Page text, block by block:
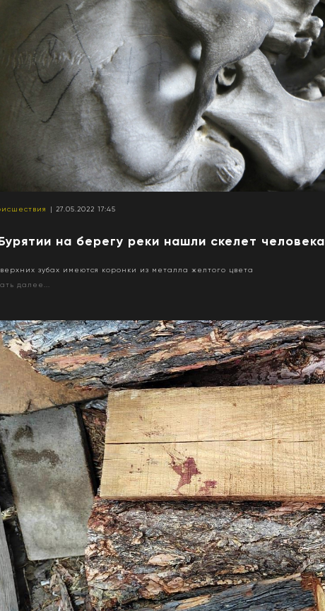
| 27.05.2022 17:45
на берегу реки нашли скелет человека
зубах имеются коронки из металла желтого цвета
далее...